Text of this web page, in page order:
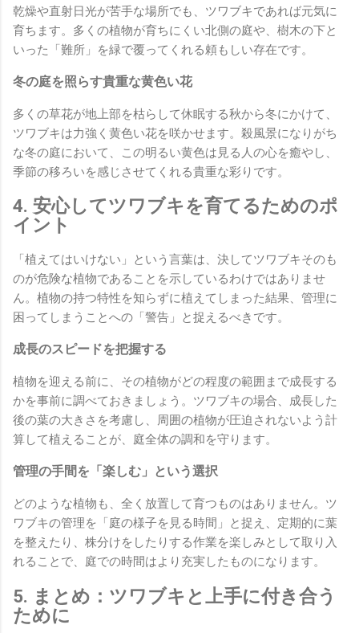
乾燥や直射日光が苦手な場所でも、ツワブキであれば元気に
育ちます。多くの植物が育ちにくい北側の庭や、樹木の下と
いった「難所」を緑で覆ってくれる頼もしい存在です。
冬の庭を照らす貴重な黄色い花
多くの草花が地上部を枯らして休眠する秋から冬にかけて、
ツワブキは力強く黄色い花を咲かせます。殺風景になりがち
な冬の庭において、この明るい黄色は見る人の心を癒やし、
季節の移ろいを感じさせてくれる貴重な彩りです。
4. 安心してツワブキを育てるためのポ
イント
「植えてはいけない」という言葉は、決してツワブキそのも
のが危険な植物であることを示しているわけではありませ
ん。植物の持つ特性を知らずに植えてしまった結果、管理に
困ってしまうことへの「警告」と捉えるべきです。
成長のスピードを把握する
植物を迎える前に、その植物がどの程度の範囲まで成長する
かを事前に調べておきましょう。ツワブキの場合、成長した
後の葉の大きさを考慮し、周囲の植物が圧迫されないよう計
算して植えることが、庭全体の調和を守ります。
管理の手間を「楽しむ」という選択
どのような植物も、全く放置して育つものはありません。ツ
ワブキの管理を「庭の様子を見る時間」と捉え、定期的に葉
を整えたり、株分けをしたりする作業を楽しみとして取り入
れることで、庭での時間はより充実したものになります。
5. まとめ：ツワブキと上手に付き合う
ために